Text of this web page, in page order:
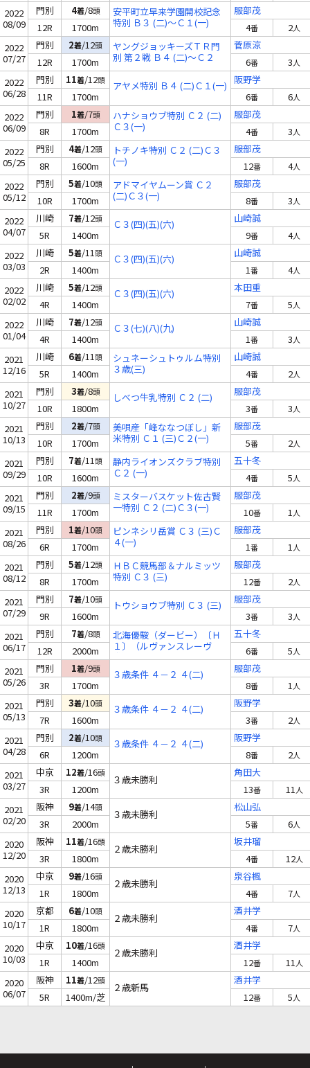
2022
08/09
門別 4着/8頭
安平町立早来学園開校記念
特別 Ｂ３ (二)～Ｃ１(一)
服部茂
12R
1700m 4番 2人
2022
07/27
門別 2着/12頭
ヤングジョッキーズＴＲ門
別 第２戦 Ｂ４ (二)～Ｃ２
(一)
菅原涼
12R
1700m 6番 3人
2022
06/28
門別 11着/12頭 アヤメ特別 Ｂ４ (二)Ｃ１(一)
阪野学
11R
1700m 6番 6人
2022
06/09
門別 1着/7頭
ハナショウブ特別 Ｃ２ (二)
Ｃ３(一)
服部茂
8R
1700m 4番 3人
2022
05/25
門別 4着/12頭
トチノキ特別 Ｃ２ (二)Ｃ３
(一)
服部茂
8R
1600m 12番 4人
2022
05/12
門別 5着/10頭
アドマイヤムーン賞 Ｃ２
(二)Ｃ３(一)
服部茂
10R
1700m 8番 3人
2022
04/07
川崎 7着/12頭 Ｃ３(四)(五)(六)
山崎誠
5R
1400m 9番 4人
2022
03/03
川崎 5着/11頭 Ｃ３(四)(五)(六)
山崎誠
2R
1400m 1番 4人
2022
02/02
川崎 5着/12頭 Ｃ３(四)(五)(六)
本田重
4R
1400m 7番 5人
2022
01/04
川崎 7着/12頭 Ｃ３(七)(八)(九)
山崎誠
4R
1400m 1番 3人
2021
12/16
川崎 6着/11頭
シュネーシュトゥルム特別
３歳(三)
山崎誠
5R
1400m 4番 2人
2021
10/27
門別 3着/8頭 しべつ牛乳特別 Ｃ２ (二)
服部茂
10R
1800m 3番 3人
2021
10/13
門別 2着/7頭
美唄産「峰ななつぼし」新
米特別 Ｃ１ (三)Ｃ２(一)
服部茂
10R
1700m 5番 2人
2021
09/29
門別 7着/11頭
静内ライオンズクラブ特別
Ｃ２ (一)
五十冬
10R
1600m 4番 5人
2021
09/15
門別 2着/9頭
ミスターバスケット佐古賢
一特別 Ｃ２ (二)Ｃ３(一)
服部茂
11R
1700m 10番 1人
2021
08/26
門別 1着/10頭
ピンネシリ岳賞 Ｃ３ (三)Ｃ
４(一)
服部茂
6R
1700m 1番 1人
2021
08/12
門別 5着/12頭
ＨＢＣ競馬部＆ナルミッツ
特別 Ｃ３ (三)
服部茂
8R
1700m 12番 2人
2021
07/29
門別 7着/10頭 トウショウブ特別 Ｃ３ (三)
服部茂
9R
1600m 3番 3人
2021
06/17
門別 7着/8頭
北海優駿（ダービー）〔Ｈ
１〕（ルヴァンスレーヴ
賞）
五十冬
12R
2000m 6番 5人
2021
05/26
門別 1着/9頭 ３歳条件 ４－２ ４(二)
服部茂
3R
1700m 8番 1人
2021
05/13
門別 3着/10頭 ３歳条件 ４－２ ４(二)
阪野学
7R
1600m 3番 2人
2021
04/28
門別 2着/10頭 ３歳条件 ４－２ ４(二)
阪野学
6R
1200m 8番 2人
2021
03/27
中京 12着/16頭
３歳未勝利
角田大
3R
1200m 13番 11人
2021
02/20
阪神 9着/14頭
３歳未勝利
松山弘
3R
2000m 5番 6人
2020
12/20
阪神 11着/16頭
２歳未勝利
坂井瑠
3R
1800m 4番 12人
2020
12/13
中京 9着/16頭
２歳未勝利
泉谷楓
1R
1800m 4番 7人
2020
10/17
京都 6着/10頭
２歳未勝利
酒井学
1R
1800m 4番 7人
2020
10/03
中京 10着/16頭
２歳未勝利
酒井学
1R
1400m 12番 11人
2020
06/07
阪神 11着/12頭
２歳新馬
酒井学
5R
1400m/芝 12番 5人